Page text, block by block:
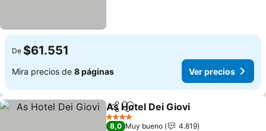
De $61.551
Mira precios de 8 páginas Ver precios
CompartirAgregar a favoritos
As Hotel Dei Giovi
4 Estrellas
8,0 Muy bueno
4.819